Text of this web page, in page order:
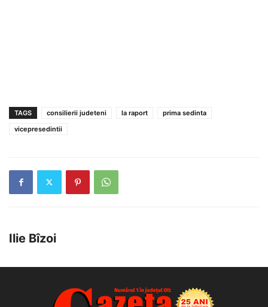
TAGS consilierii judeteni la raport
prima sedinta
vicepresedintii
Ilie Bîzoi